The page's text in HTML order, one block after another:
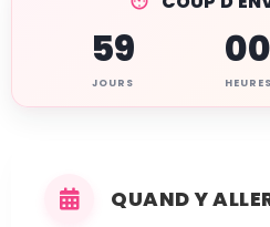
59
JOURS
00
HEURES
QUAND Y